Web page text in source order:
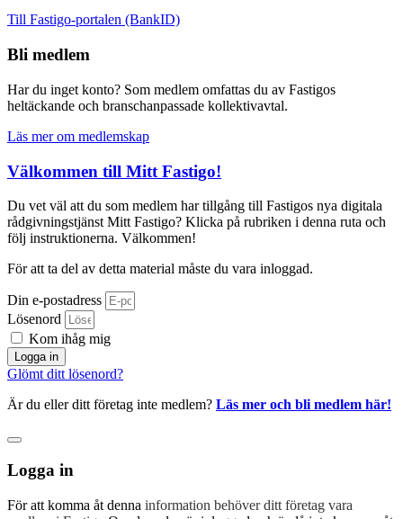
Till Fastigo-portalen (BankID)
Bli medlem
Har du inget konto? Som medlem omfattas du av Fastigos
heltäckande och branschanpassade kollektivavtal.
Läs mer om medlemskap
Välkommen till Mitt Fastigo!
Du vet väl att du som medlem har tillgång till Fastigos nya digitala
rådgivningstjänst Mitt Fastigo? Klicka på rubriken i denna ruta och
följ instruktionerna. Välkommen!
För att ta del av detta material måste du vara inloggad.
Din e-postadress
Lösenord
Kom ihåg mig
Logga in
Glömt ditt lösenord?
Är du eller ditt företag inte medlem? Läs mer och bli medlem här!
Logga in
För att komma åt denna information behöver ditt företag vara